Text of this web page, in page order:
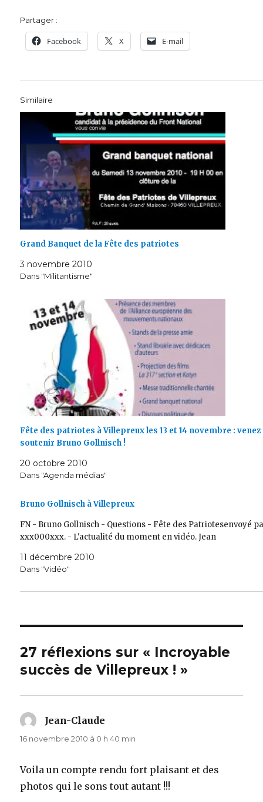
Partager :
Facebook X E-mail
Similaire
Grand Banquet de la Fête des patriotes
3 novembre 2010
Dans "Militantisme"
Fête des patriotes à Villepreux les 13 et 14 novembre : venez
soutenir Bruno Gollnisch !
20 octobre 2010
Dans "Agenda médias"
Bruno Gollnisch à Villepreux
FN - Bruno Gollnisch - Questions - Fête des Patriotesenvoyé
xxx000xxx. - L'actualité du moment en vidéo. Jean
11 décembre 2010
Dans "Vidéo"
27 réflexions sur « Incroyable
succès de Villepreux ! »
Jean-Claude
16 novembre 2010 à 0 h 40 min
Voila un compte rendu fort plaisant et des
photos qui le sons tout autant !!!